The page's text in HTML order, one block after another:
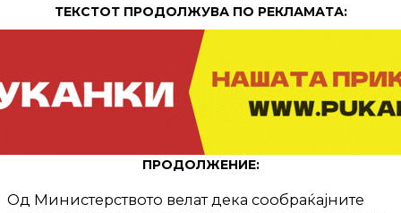
ТЕКСТОТ ПРОДОЛЖУВА ПО РЕКЛАМАТА:
ПРОДОЛЖЕНИЕ:
Од Министерството велат дека сообраќајните